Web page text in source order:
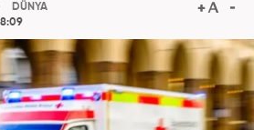
DÜNYA